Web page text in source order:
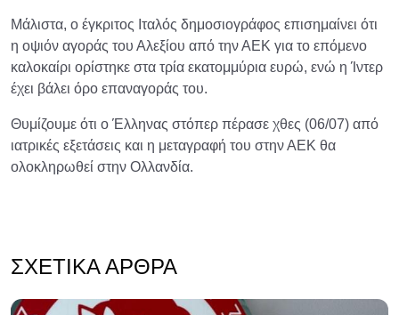
Μάλιστα, ο έγκριτος Ιταλός δημοσιογράφος επισημαίνει ότι
η οψιόν αγοράς του Αλεξίου από την ΑΕΚ για το επόμενο
καλοκαίρι ορίστηκε στα τρία εκατομμύρια ευρώ, ενώ η Ίντερ
έχει βάλει όρο επαναγοράς του.
Θυμίζουμε ότι ο Έλληνας στόπερ πέρασε χθες (06/07) από
ιατρικές εξετάσεις και η μεταγραφή του στην ΑΕΚ θα
ολοκληρωθεί στην Ολλανδία.
ΣΧΕΤΙΚΆ ΆΡΘΡΑ